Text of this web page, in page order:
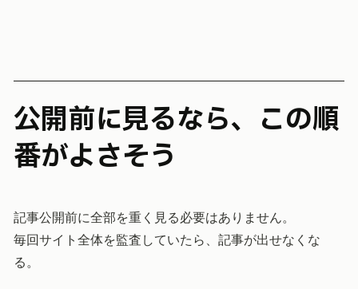
公開前に見るなら、この順
番がよさそう
記事公開前に全部を重く見る必要はありません。
毎回サイト全体を監査していたら、記事が出せなくな
る。